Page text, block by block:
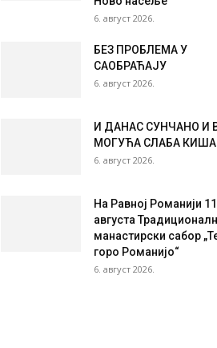
6. август 2026.
БЕЗ ПРОБЛЕМА У
САОБРАЋАЈУ
6. август 2026.
И ДАНАС СУНЧАНО И
МОГУЋА СЛАБА КИША
6. август 2026.
На Равној Романији
августа
манастирски сабор
горо Романијо“
6. август 2026.